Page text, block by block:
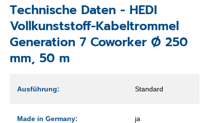
Technische Daten - HEDI
Vollkunststoff-Kabeltrommel
Generation 7 Coworker Ø 250
mm, 50 m
Ausführung: Standard
Made in Germany: ja